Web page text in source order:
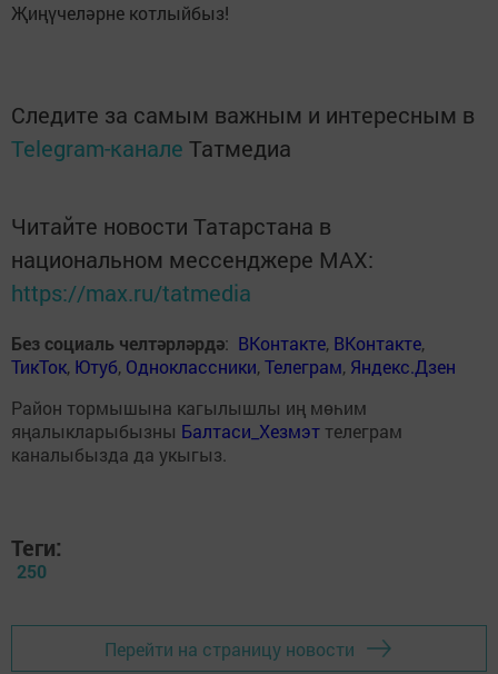
Җиңүчеләрне котлыйбыз!
Следите за самым важным и интересным в
Telegram-канале Татмедиа
Читайте новости Татарстана в
национальном мессенджере MАХ:
https://max.ru/tatmedia
Без социаль челтәрләрдә: ВКонтакте, ВКонтакте,
ТикТок, Ютуб, Одноклассники,Телеграм, Яндекс.Дзен
Район тормышына кагылышлы иң мөһим
яңалыкларыбызны Балтаси_Хезмэт телеграм
каналыбызда да укыгыз.
Теги:
250
Перейти на страницу новости